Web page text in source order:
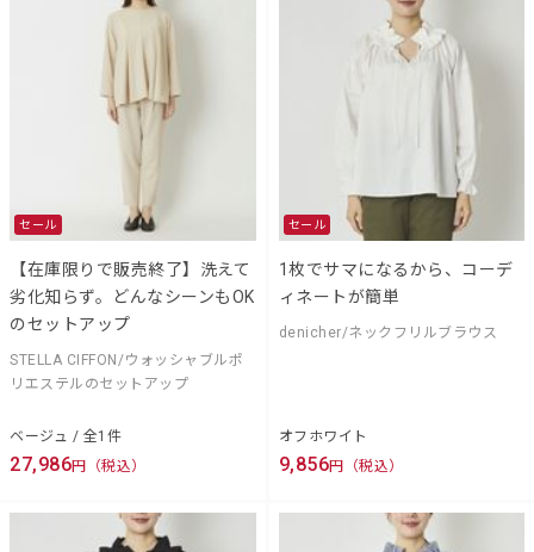
セール
【在庫限りで販売終了】洗えて
劣化知らず。どんなシーンもOK
のセットアップ
STELLA CIFFON/ウォッシャブルポ
リエステルのセットアップ
ベージュ / 全1件
27,986円（税込）
セール
1枚でサマになるから、コーデ
ィネートが簡単
denicher/ネックフリルブラウス
オフホワイト
9,856円（税込）